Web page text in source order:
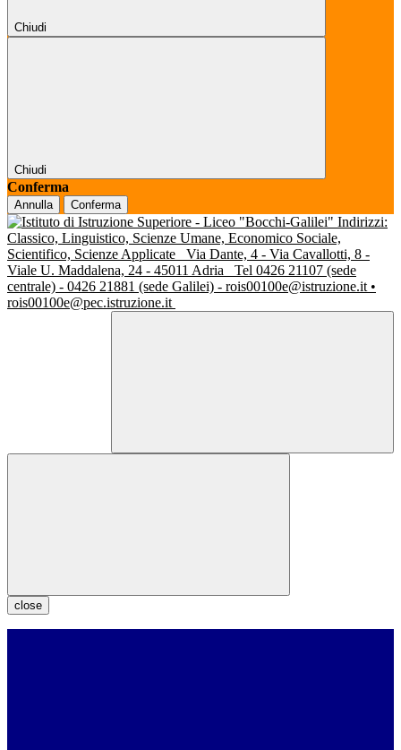
Chiudi
Chiudi
Conferma
Annulla Conferma
Indirizzi:
Classico, Linguistico, Scienze Umane, Economico Sociale,
Scientifico, Scienze Applicate
Via Dante, 4 - Via Cavallotti, 8 -
Viale U. Maddalena, 24 - 45011 Adria
Tel 0426 21107 (sede
centrale) - 0426 21881 (sede Galilei) - rois00100e@istruzione.it •
rois00100e@pec.istruzione.it
close